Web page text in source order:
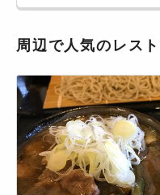
周辺で人気のレス